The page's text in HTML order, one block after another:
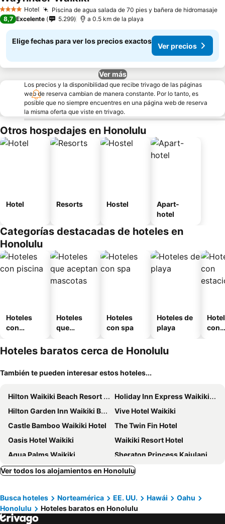
4 EstrellasHotel Piscina de agua salada de 70 pies y bañera de hidromasaje
8,7 Excelente 5.299 a 0.5 km de la playa
Elige fechas para ver los precios exactos
Ver precios
Ver más
Los precios y la disponibilidad que recibe trivago de las páginas
web de reserva cambian de manera constante. Por lo tanto, es
posible que no siempre encuentres en una página web de reserva
la misma oferta que viste en trivago.
Otros hospedajes en Honolulu
Hotel Resorts Hostel
Apart-
hotel
Categorías destacadas de hoteles en
Honolulu
Hoteles
con
Hoteles
que
mascotas
Hoteles
con spa
Hoteles de
playa
con
Hoteles baratos cerca de Honolulu
También te pueden interesar estos hoteles...
Hilton Waikiki Beach Resort & Spa
Holiday Inn Express Waikiki By Ihg
Hilton Garden Inn Waikiki Beach
Vive Hotel Waikiki
Castle Bamboo Waikiki Hotel
The Twin Fin Hotel
Oasis Hotel Waikiki
Waikiki Resort Hotel
Aqua Palms Waikiki
Sheraton Princess Kaiulani Waikiki Beach
Kuhio Banyan Hotel (with Kitchenettes)
Hilton Vacation Club The Modern Honolulu
LSI Resorts at Ala Moana
Park Shore Waikiki Hotel
Ewa Hotel Waikiki
The Ambassador Hotel of Waikiki, Tapestry Collection by Hilton
Ver todos los alojamientos en Honolulu
Busca hoteles Norteamérica EE. UU. Hawái
Oahu
Honolulu
Hoteles baratos en Honolulu